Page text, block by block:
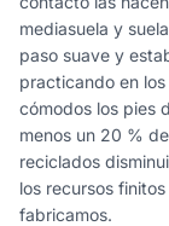
mediasuela y
paso suave y
practicando en
cómodos los pies
menos un 20 %
reciclados
los recursos
fabricamos.